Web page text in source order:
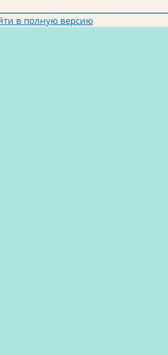
в полную версию